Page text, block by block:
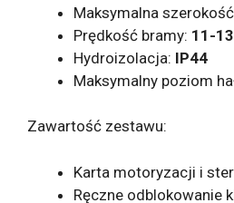
Maksymalna
Prędkość bramy: 11-
Hydroizolacja: IP44
Maksymalny poziom
Zawartość zestawu:
Karta motoryzacji i
Ręczne odblokowanie